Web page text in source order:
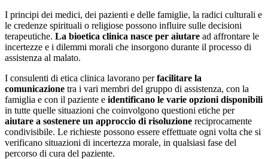
I principi dei medici, dei pazienti e delle famiglie, la radici culturali e
le credenze spirituali o religiose possono influire sulle decisioni
terapeutiche. La bioetica clinica nasce per aiutare ad affrontare le
incertezze e i dilemmi morali che insorgono durante il processo di
assistenza al malato.
I consulenti di etica clinica lavorano perfacilitare la
comunicazione tra i vari membri del gruppo di assistenza, con la
famiglia e con il paziente e identificano le varie opzioni disponibili
in tutte quelle situazioni che coinvolgono questioni etiche per
aiutare a sostenere un approccio di risoluzione reciprocamente
condivisibile. Le richieste possono essere effettuate ogni volta che si
verificano situazioni di incertezza morale, in qualsiasi fase del
percorso di cura del paziente.